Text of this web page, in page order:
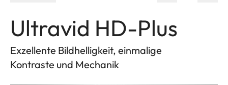
Ultravid HD-Plus
Exzellente Bildhelligkeit, einmalige
Kontraste und Mechanik